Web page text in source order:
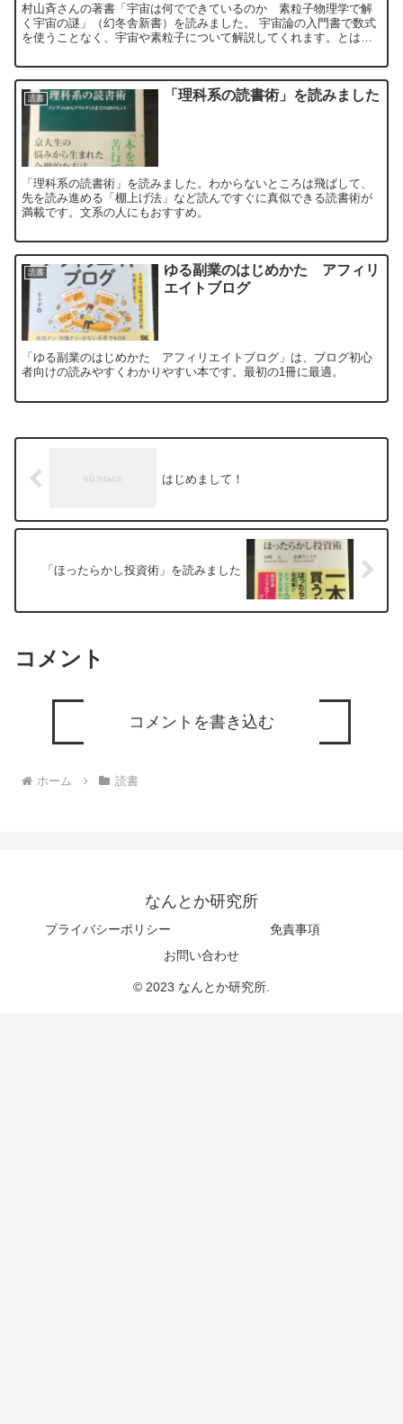
村山斉さんの著書「宇宙は何でできているのか 素粒子物理学で解
く宇宙の謎」（幻冬舎新書）を読みました。 宇宙論の入門書で数式
を使うことなく、宇宙や素粒子について解説してくれます。とはい
読書 「理科系の読書術」を読みました
「理科系の読書術」を読みました。わからないところは飛ばして、
先を読み進める「棚上げ法」など読んですぐに真似できる読書術が
満載です。文系の人にもおすすめ。
読書
ゆる副業のはじめかた アフィリ
エイトブログ
「ゆる副業のはじめかた アフィリエイトブログ」は、ブログ初心
者向けの読みやすくわかりやすい本です。最初の1冊に最適。
はじめまして！
「ほったらかし投資術」を読みました
コメント
コメントを書き込む
ホーム 読書
なんとか研究所
プライバシーポリシー
免責事項
お問い合わせ
© 2023 なんとか研究所.